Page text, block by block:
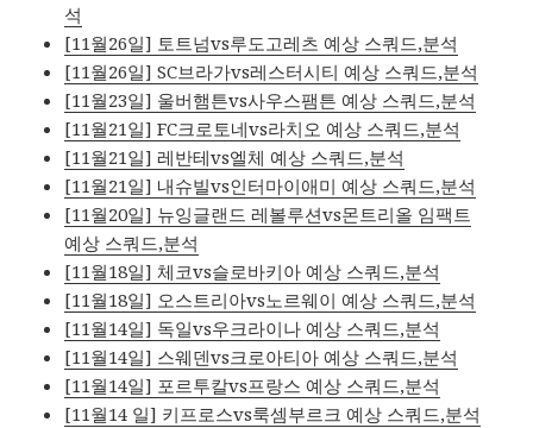
석
[11월26일] 토트넘vs루도고레츠 예상 스쿼드,분석
[11월26일] SC브라가vs레스터시티 예상 스쿼드,분석
[11월23일] 울버햄튼vs사우스팸튼 예상 스쿼드,분석
[11월21일] FC크로토네vs라치오 예상 스쿼드,분석
[11월21일] 레반테vs엘체 예상 스쿼드,분석
[11월21일] 내슈빌vs인터마이애미 예상 스쿼드,분석
[11월20일] 뉴잉글랜드 레볼루션vs몬트리올 임팩트
예상 스쿼드,분석
[11월18일] 체코vs슬로바키아 예상 스쿼드,분석
[11월18일] 오스트리아vs노르웨이 예상 스쿼드,분석
[11월14일] 독일vs우크라이나 예상 스쿼드,분석
[11월14일] 스웨덴vs크로아티아 예상 스쿼드,분석
[11월14일] 포르투칼vs프랑스 예상 스쿼드,분석
[11월14 일] 키프로스vs룩셈부르크 예상 스쿼드,분석